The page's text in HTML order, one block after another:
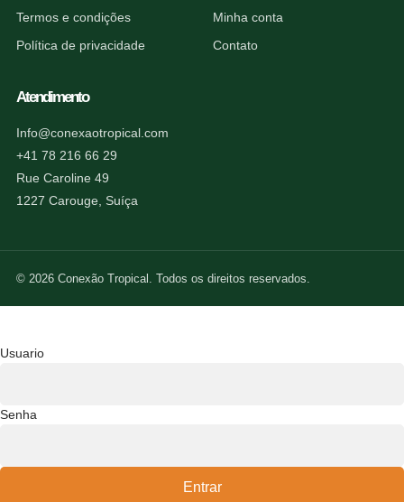
Termos e condições
Política de privacidade
Minha conta
Contato
Atendimento
Info@conexaotropical.com
+41 78 216 66 29
Rue Caroline 49
1227 Carouge, Suíça
© 2026 Conexão Tropical. Todos os direitos reservados.
Usuario
Senha
Entrar